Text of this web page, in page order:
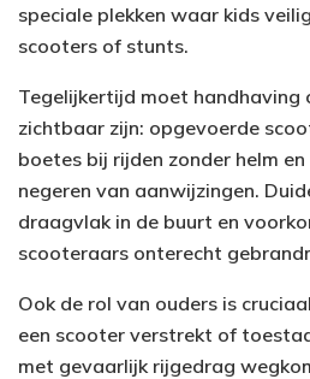
speciale plekken waar kids
scooters of stunts.
Tegelijkertijd moet handhaving
zichtbaar zijn: opgevoerde
boetes bij rijden zonder helm
negeren van aanwijzingen.
draagvlak in de buurt en
scooteraars onterecht
Ook de rol van ouders is
een scooter verstrekt of
met gevaarlijk rijgedrag